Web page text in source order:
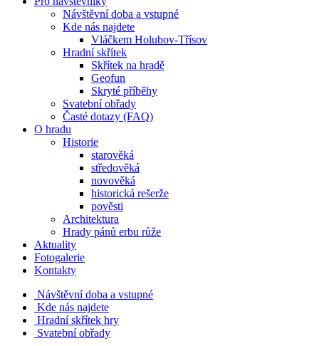
Návštěvní doba a vstupné
Kde nás najdete
Vláčkem Holubov-Třísov
Hradní skřítek
Skřítek na hradě
Geofun
Skryté příběhy
Svatební obřady
Časté dotazy (FAQ)
O hradu
Historie
starověká
středověká
novověká
historická rešerže
pověsti
Architektura
Hrady pánů erbu růže
Aktuality
Fotogalerie
Kontakty
Návštěvní doba a vstupné
Kde nás najdete
Hradní skřítek hry
Svatební obřady